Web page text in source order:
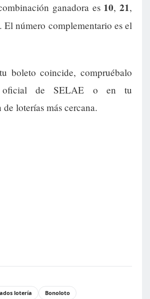
ganadora es 10,21,
. El número complementario es el
boleto coincide, compruébalo
de SELAE o en tu
loterías más cercana.
lotería Bonoloto